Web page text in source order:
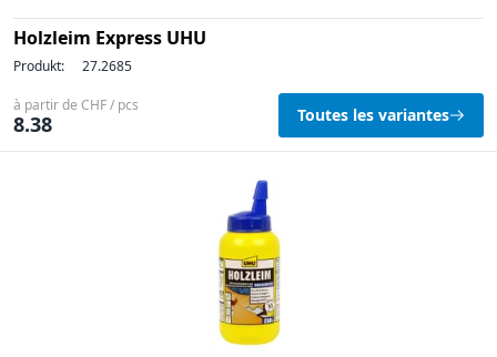
Holzleim Express UHU
Produkt: 27.2685
à partir de CHF / pcs
8.38 Toutes les variantes